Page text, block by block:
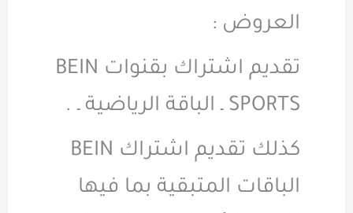
العروض :
تقديم اشتراك بقنوات BEIN
SPORTS ـ الباقة الرياضية ـ .
كذلك تقديم اشتراك BEIN
الباقات المتبقية بما فيها